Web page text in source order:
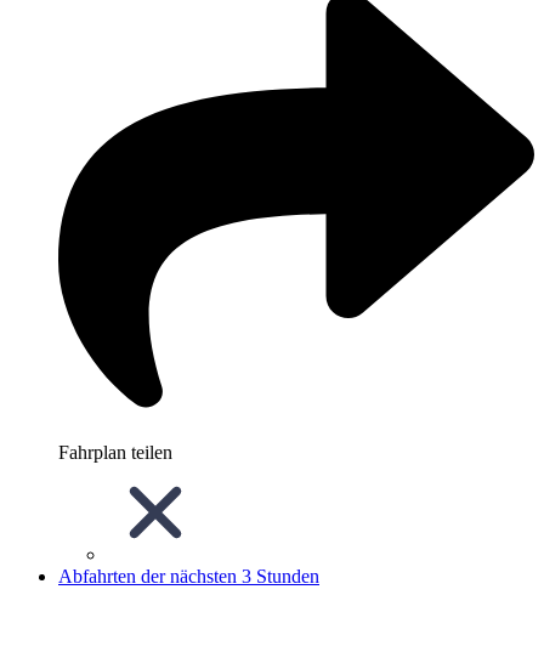
Fahrplan teilen
Abfahrten der nächsten 3 Stunden